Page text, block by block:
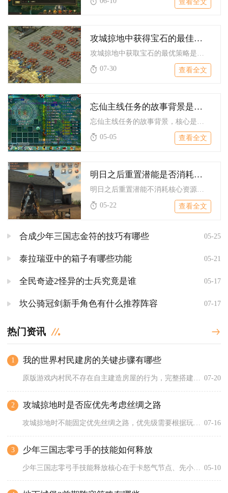
攻城掠地中获得宝石的最佳策略是什么
07-30
查看全文
忘仙主线任务的故事背景是什么
05-05
查看全文
明日之后重置潜能是否消耗资源
明日之后重置潜能不消耗核心资源，普通重置返还全部潜能胶囊与血...
05-22
查看全文
合成少年三国志金符的技巧有哪些 05-25
泰拉瑞亚中的箱子有哪些功能 05-21
全民奇迹2怪异的士兵究竟是谁 05-17
坎公骑冠剑新手角色有什么推荐阵容 07-17
热门资讯
1 我的世界村民建房的关键步骤有哪些
原版游戏内村民不存在自主建造房屋的行为，完整搭建可供村民识别... 07-20
2 攻城掠地时是否应优先考虑丝绸之路
07-16
3 少年三国志零弓手的技能如何释放
05-10